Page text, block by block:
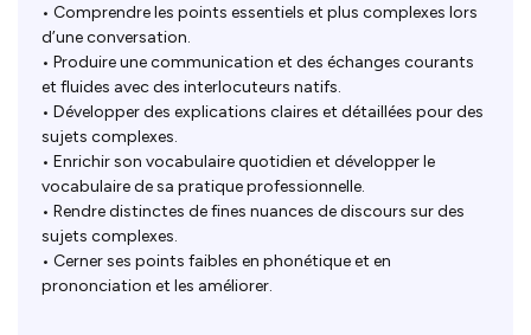
• Comprendre les points essentiels et plus complexes lors
d’une conversation.
• Produire une communication et des échanges courants
et fluides avec des interlocuteurs natifs.
• Développer des explications claires et détaillées pour des
sujets complexes.
• Enrichir son vocabulaire quotidien et développer le
vocabulaire de sa pratique professionnelle.
• Rendre distinctes de fines nuances de discours sur des
sujets complexes.
• Cerner ses points faibles en phonétique et en
prononciation et les améliorer.